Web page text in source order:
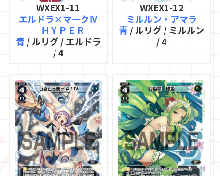
WXEX1-11
エルドラ×マークⅣ
ＨＹＰＥＲ
青 / ルリグ / エルドラ
/ 4
WXEX1-12
ミルルン・アマラ
青 / ルリグ / ミルルン
/ 4